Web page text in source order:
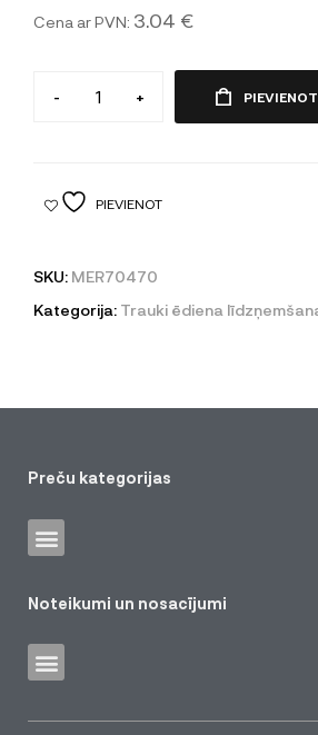
Cena ar PVN: 3.04 €
- +
PIEVIENOT
SKU: MER70470
Kategorija: Trauki ēdiena
Preču kategorijas
Noteikumi un nosacījumi